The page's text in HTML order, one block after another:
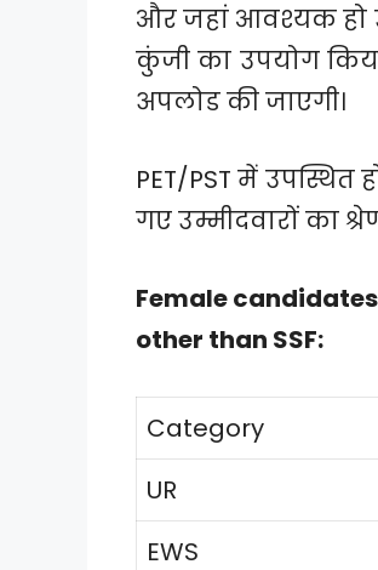
और जहां आवश्यक हो
कुंजी का उपयोग
अपलोड की जाएगी।
PET/PST में
गए उम्मीदवारों का
Female
other than SSF:
Category
UR
EWS